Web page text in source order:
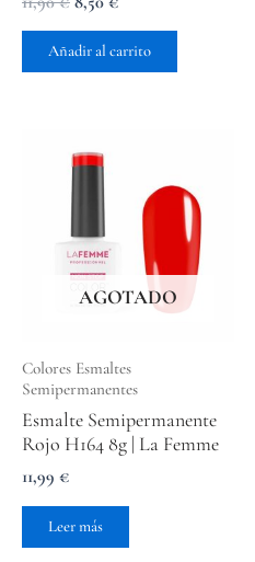
con
5.00
de 5Añadir al carrito
AGOTADO
Colores Esmaltes
Semipermanentes
Esmalte Semipermanente
Rojo H164 8g | La Femme
11,99 €
Leer más